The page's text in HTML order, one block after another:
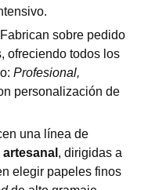
Fabrican sobre pedido
ofreciendo todos los
Profesional,
personalización de
una línea de
, dirigidas a
elegir papeles finos